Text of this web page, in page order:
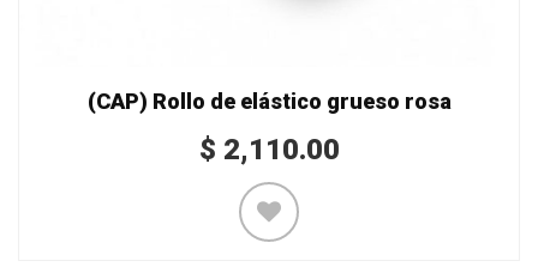
(CAP) Rollo de elástico grueso rosa
$ 2,110.00